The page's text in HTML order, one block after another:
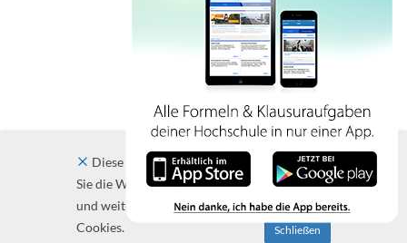
Diese Website verwendet Cookies. Indem
Sie die Website und ihre Angebote nutzen
und weiter navigieren, akzeptieren Sie diese
Cookies.
Schließen